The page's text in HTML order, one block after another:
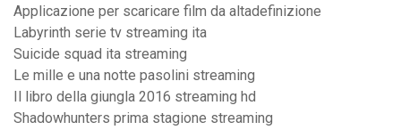
Applicazione per scaricare film da altadefinizione
Labyrinth serie tv streaming ita
Suicide squad ita streaming
Le mille e una notte pasolini streaming
Il libro della giungla 2016 streaming hd
Shadowhunters prima stagione streaming